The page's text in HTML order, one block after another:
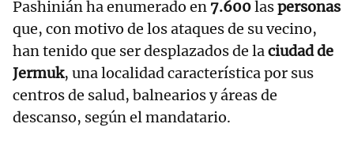
Pashinián ha enumerado en 7.600laspersonas
que, con motivo de los ataques de su vecino,
han tenido que ser desplazados de laciudad de
Jermuk, una localidad característica por sus
centros de salud, balnearios y áreas de
descanso, según el mandatario.